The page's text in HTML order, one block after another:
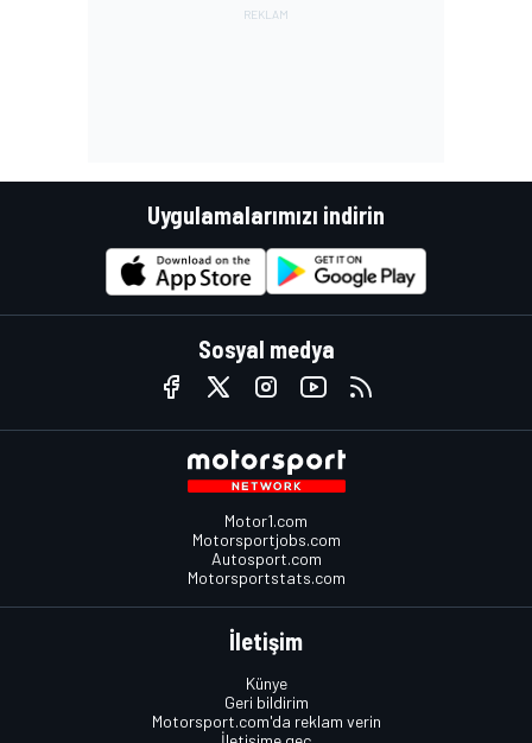
Uygulamalarımızı indirin
Sosyal medya
Motor1.com
Motorsportjobs.com
Autosport.com
Motorsportstats.com
İletişim
Künye
Geri bildirim
Motorsport.com'da reklam verin